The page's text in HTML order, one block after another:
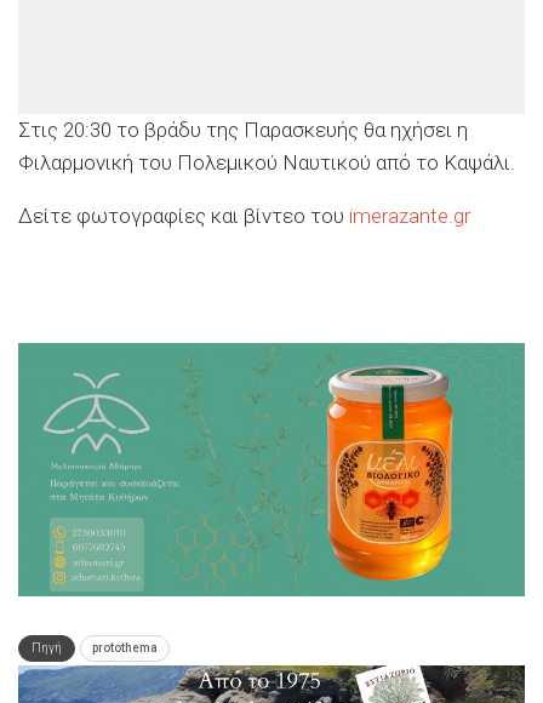
Στις 20:30 το βράδυ της Παρασκευής θα ηχήσει η
Φιλαρμονική του Πολεμικού Ναυτικού από το Καψάλι.
Δείτε φωτογραφίες και βίντεο του imerazante.gr
Πηγή protothema